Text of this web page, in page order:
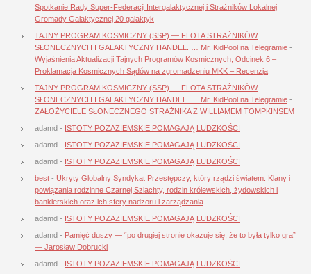
Spotkanie Rady Super-Federacji Intergalaktycznej i Strażników Lokalnej
Gromady Galaktycznej 20 galaktyk
TAJNY PROGRAM KOSMICZNY (SSP) — FLOTA STRAŻNIKÓW
SŁONECZNYCH I GALAKTYCZNY HANDEL. … Mr. KidPool na Telegramie -
Wyjaśnienia Aktualizacji Tajnych Programów Kosmicznych, Odcinek 6 –
Proklamacja Kosmicznych Sądów na zgromadzeniu MKK – Recenzja
TAJNY PROGRAM KOSMICZNY (SSP) — FLOTA STRAŻNIKÓW
SŁONECZNYCH I GALAKTYCZNY HANDEL. … Mr. KidPool na Telegramie -
ZAŁOŻYCIELE SŁONECZNEGO STRAŻNIKA Z WILLIAMEM TOMPKINSEM
adamd - ISTOTY POZAZIEMSKIE POMAGAJĄ LUDZKOŚCI
adamd - ISTOTY POZAZIEMSKIE POMAGAJĄ LUDZKOŚCI
adamd - ISTOTY POZAZIEMSKIE POMAGAJĄ LUDZKOŚCI
best - Ukryty Globalny Syndykat Przestępczy, który rządzi światem: Klany i
powiązania rodzinne Czarnej Szlachty, rodzin królewskich, żydowskich i
bankierskich oraz ich sfery nadzoru i zarządzania
adamd - ISTOTY POZAZIEMSKIE POMAGAJĄ LUDZKOŚCI
adamd - Pamięć duszy — “po drugiej stronie okazuje się, że to była tylko gra”
— Jarosław Dobrucki
adamd - ISTOTY POZAZIEMSKIE POMAGAJĄ LUDZKOŚCI